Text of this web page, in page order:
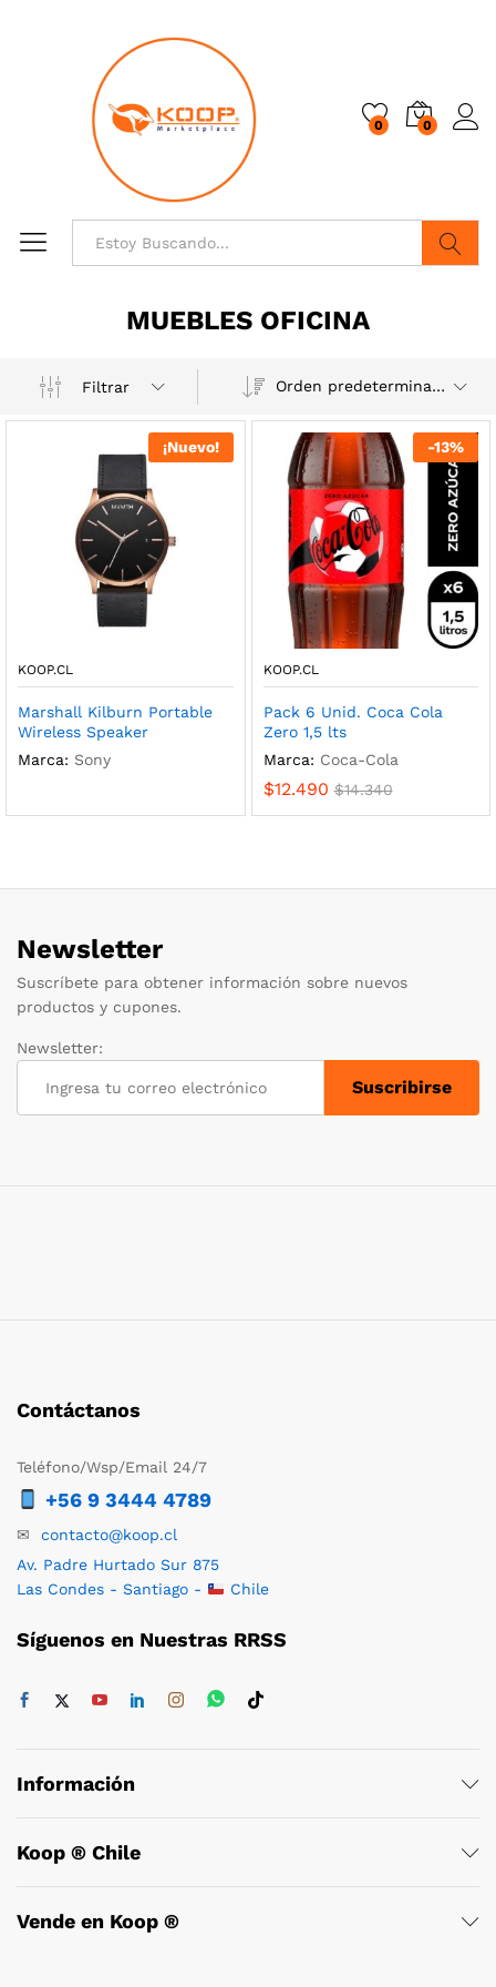
0 0
MUEBLES OFICINA
Filtrar Orden predeterminado
¡Nuevo!
KOOP.CL
Marshall Kilburn Portable
Wireless Speaker
Marca: Sony
-13%
KOOP.CL
Pack 6 Unid. Coca Cola
Zero 1,5 lts
Marca: Coca-Cola
$12.490 $14.340
Newsletter
Suscríbete para obtener información sobre nuevos
productos y cupones.
Newsletter:
Contáctanos
Teléfono/Wsp/Email 24/7
+56 9 3444 4789
✉ contacto@koop.cl
Av. Padre Hurtado Sur 875
Las Condes - Santiago -
Chile
Síguenos en Nuestras RRSS
Información
Koop ® Chile
Vende en Koop ®